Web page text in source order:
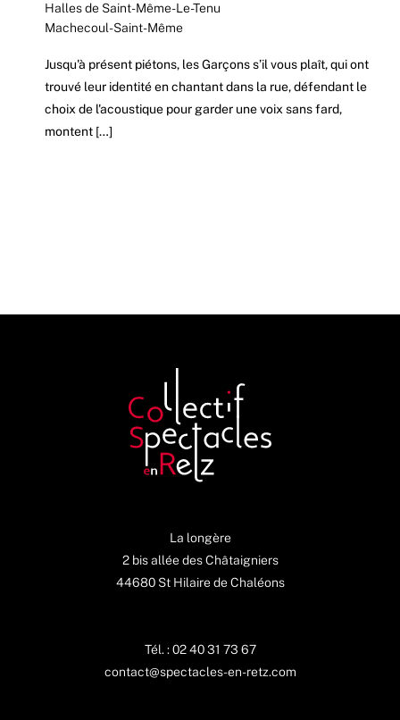
Halles de Saint-Même-Le-Tenu
Machecoul-Saint-Même
Jusqu'à présent piétons, les Garçons s’il vous plaît, qui ont
trouvé leur identité en chantant dans la rue, défendant le
choix de l'acoustique pour garder une voix sans fard,
montent […]
La longère
2 bis allée des Châtaigniers
44680 St Hilaire de Chaléons
Tél. : 02 40 31 73 67
contact@spectacles-en-retz.com